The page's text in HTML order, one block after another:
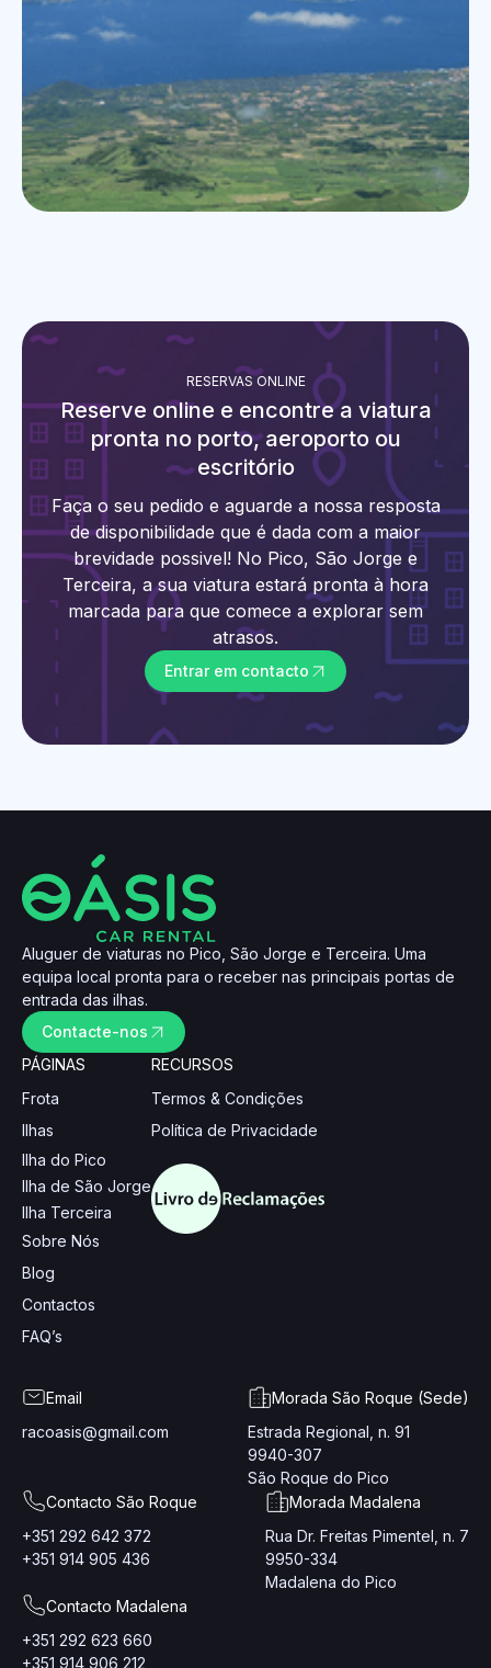
RESERVAS ONLINE
Reserve online e encontre a viatura
pronta no porto, aeroporto ou
escritório
Faça o seu pedido e aguarde a nossa resposta
de disponibilidade que é dada com a maior
brevidade possivel! No Pico, São Jorge e
Terceira, a sua viatura estará pronta à hora
marcada para que comece a explorar sem
atrasos.
Entrar em contacto
Aluguer de viaturas no Pico, São Jorge e Terceira. Uma
equipa local pronta para o receber nas principais portas de
entrada das ilhas.
Contacte-nos
PÁGINAS
Frota
Ilhas
Ilha do Pico
Ilha de São Jorge
Ilha Terceira
Sobre Nós
Blog
Contactos
FAQ’s
RECURSOS
Termos & Condições
Política de Privacidade
Email
racoasis@gmail.com
Morada São Roque (Sede)
Estrada Regional, n. 91
9940-307
São Roque do Pico
Contacto São Roque
+351 292 642 372
+351 914 905 436
Morada Madalena
Rua Dr. Freitas Pimentel, n. 7
9950-334
Madalena do Pico
Contacto Madalena
+351 292 623 660
+351 914 906 212